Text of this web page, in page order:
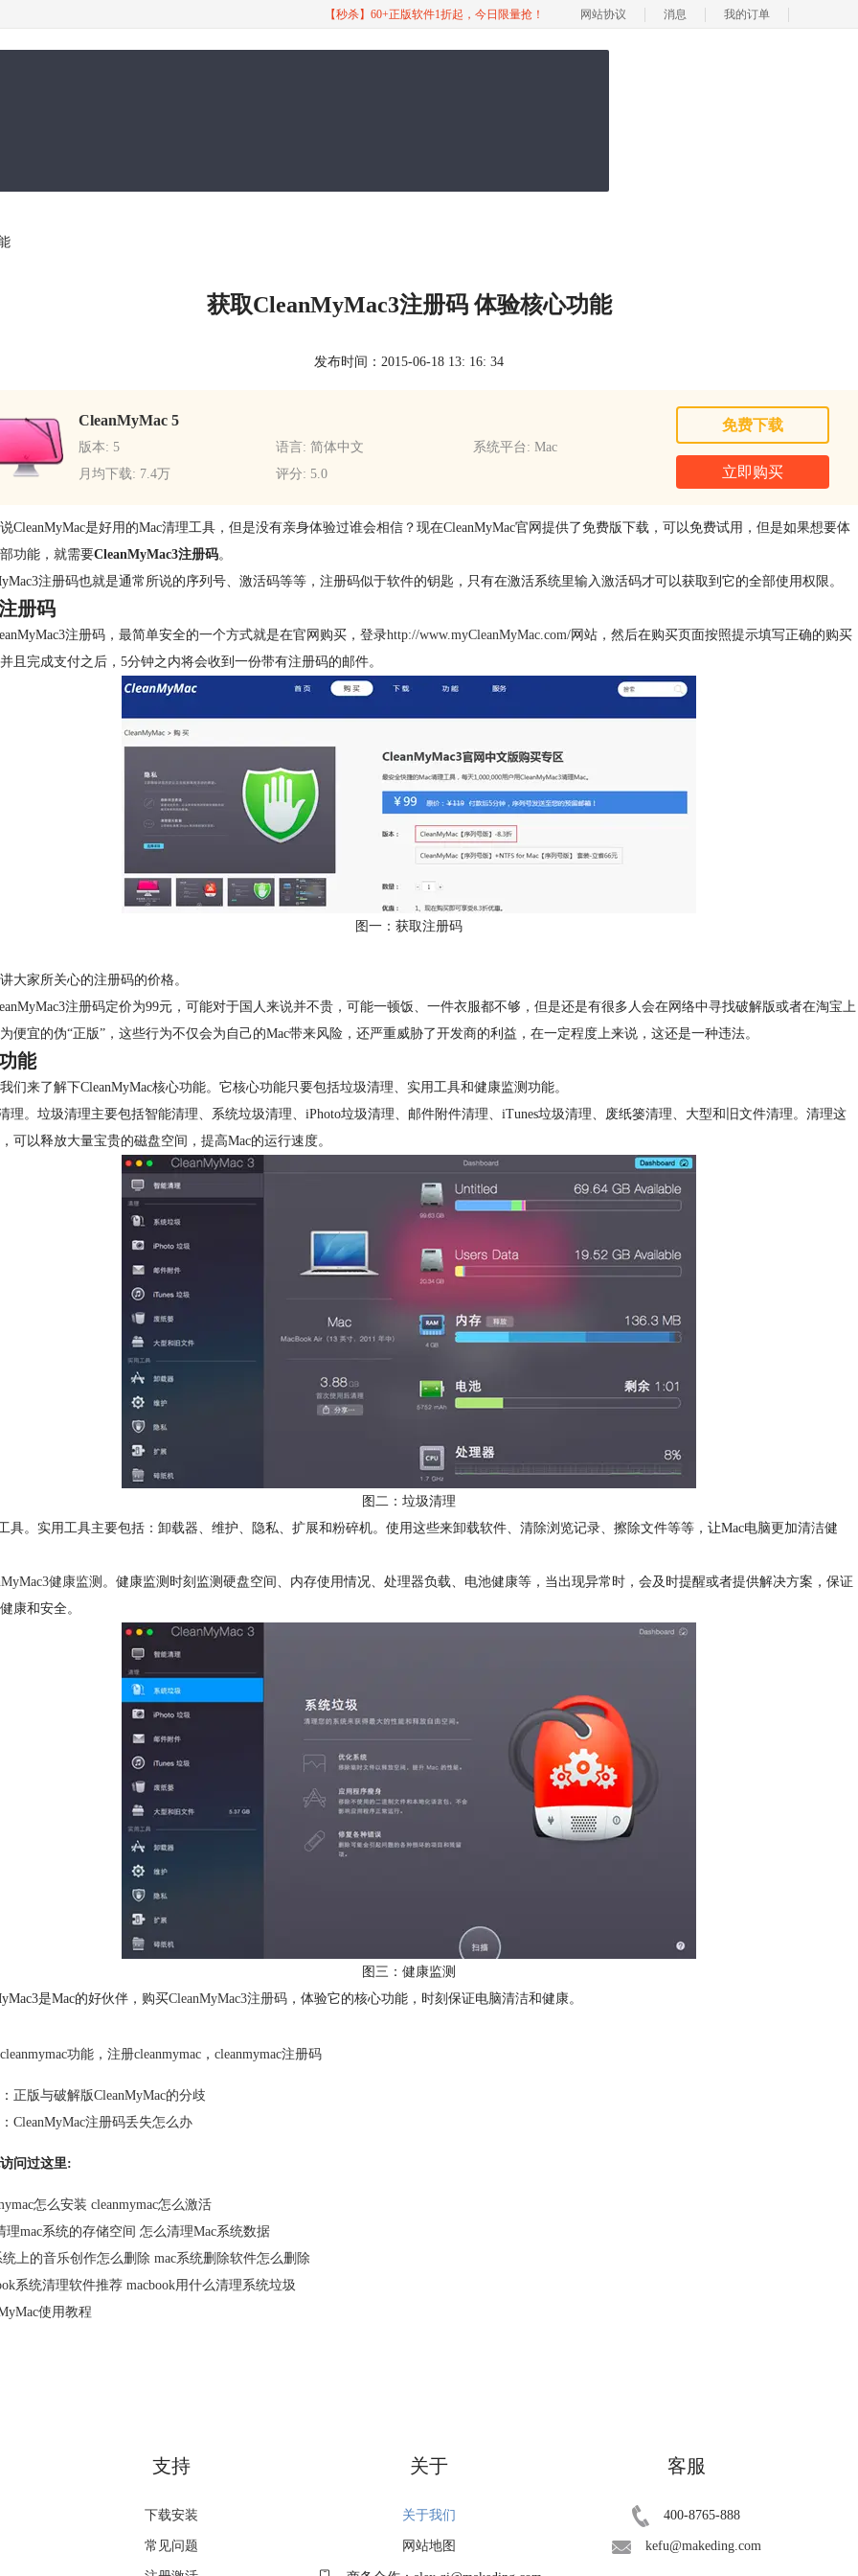
【秒杀】60+正版软件1折起，今日限量抢！ 网站协议 消息 我的订单
获取CleanMyMac3注册码 体验核心功能
发布时间：2015-06-18 13: 16: 34
CleanMyMac 5
版本: 5 语言: 简体中文
系统平台: Mac
月均下载: 7.4万
评分: 5.0
免费下载
立即购买
CleanMyMac是好用的Mac清理工具，但是没有亲身体验过谁会相信？现在CleanMyMac官网提供了免费版下载，可以免费试用，但是如果想要体
功能，就需要CleanMyMac3注册码。
注册码也就是通常所说的序列号、激活码等等，注册码似于软件的钥匙，只有在激活系统里输入激活码才可以获取到它的全部使用权限。
册码
注册码，最简单安全的一个方式就是在官网购买，登录http://www.myCleanMyMac.com/网站，然后在购买页面按照提示填写正确的购买
且完成支付之后，5分钟之内将会收到一份带有注册码的邮件。
图一：获取注册码
大家所关心的注册码的价格。
注册码定价为99元，可能对于国人来说并不贵，可能一顿饭、一件衣服都不够，但是还是有很多人会在网络中寻找破解版或者在淘宝上
便宜的伪“正版”，这些行为不仅会为自己的Mac带来风险，还严重威胁了开发商的利益，在一定程度上来说，这还是一种违法。
能
们来了解下CleanMyMac核心功能。它核心功能只要包括垃圾清理、实用工具和健康监测功能。
理。垃圾清理主要包括智能清理、系统垃圾清理、iPhoto垃圾清理、邮件附件清理、iTunes垃圾清理、废纸篓清理、大型和旧文件清理。清理这
可以释放大量宝贵的磁盘空间，提高Mac的运行速度。
图二：垃圾清理
具。实用工具主要包括：卸载器、维护、隐私、扩展和粉碎机。使用这些来卸载软件、清除浏览记录、擦除文件等等，让Mac电脑更加清洁健
健康监测 。健康监测时刻监测硬盘空间、内存使用情况、处理器负载、电池健康等，当出现异常时，会及时提醒或者提供解决方案，保证
康和安全。
图三：健康监测
是Mac的好伙伴，购买CleanMyMac3注册码 ，体验它的核心功能，时刻保证电脑清洁和健康。
cleanmymac功能 ， 注册cleanmymac ， cleanmymac注册码
正版与破解版CleanMyMac的分歧
CleanMyMac注册码丢失怎么办
问过这里:
怎么安装 cleanmymac怎么激活
理mac系统的存储空间 怎么清理Mac系统数据
统上的音乐创作怎么删除 mac系统删除软件怎么删除
系统清理软件推荐 macbook用什么清理系统垃圾
使用教程
支持
下载安装
常见问题
关于
关于我们
网站地图
客服
400-8765-888
kefu@makeding.com